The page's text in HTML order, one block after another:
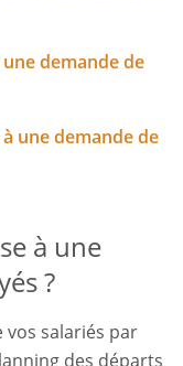
demande de
une demande de
à une
?
vos salariés par
des départs